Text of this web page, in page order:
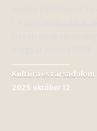
Kultúra és társadalom
2025. október 12